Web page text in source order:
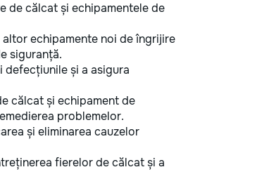
de călcat și echipamentele de
echipamente noi de îngrijire
siguranță.
defecțiunile și a asigura
călcat și echipament de
problemelor.
și eliminarea cauzelor
fierelor de călcat și a